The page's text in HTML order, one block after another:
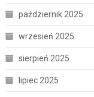
październik 2025
wrzesień 2025
sierpień 2025
lipiec 2025